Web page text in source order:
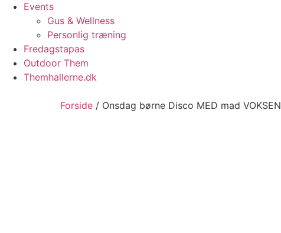
Events
Gus & Wellness
Personlig træning
Fredagstapas
Outdoor Them
Themhallerne.dk
Forside / Onsdag børne Disco MED mad VOKSEN